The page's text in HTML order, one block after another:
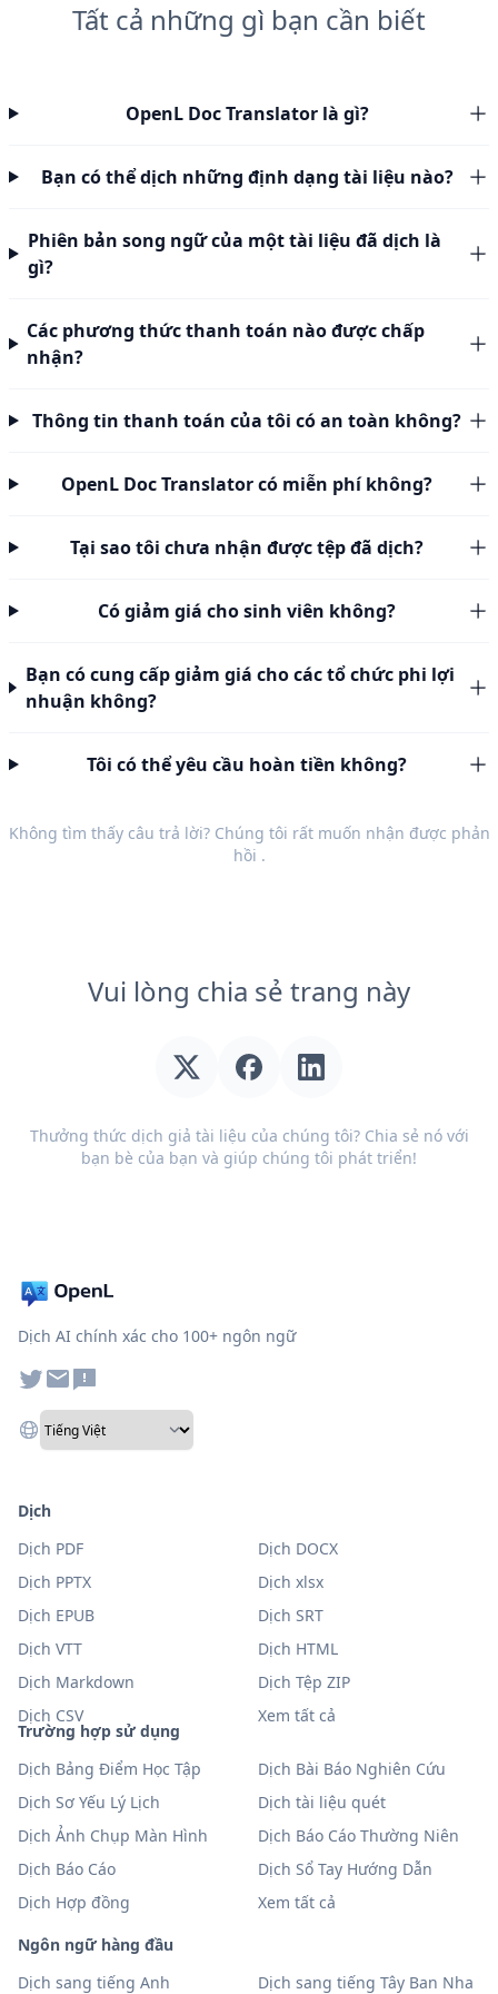
Tất cả những gì bạn cần biết
OpenL Doc Translator là gì?
Bạn có thể dịch những định dạng tài liệu nào?
Phiên bản song ngữ của một tài liệu đã dịch là
gì?
Các phương thức thanh toán nào được chấp
nhận?
Thông tin thanh toán của tôi có an toàn không?
OpenL Doc Translator có miễn phí không?
Tại sao tôi chưa nhận được tệp đã dịch?
Có giảm giá cho sinh viên không?
Bạn có cung cấp giảm giá cho các tổ chức phi lợi
nhuận không?
Tôi có thể yêu cầu hoàn tiền không?
Không tìm thấy câu trả lời? Chúng tôi rất muốn nhận được phản
hồi .
Vui lòng chia sẻ trang này
Thưởng thức dịch giả tài liệu của chúng tôi? Chia sẻ nó với
bạn bè của bạn và giúp chúng tôi phát triển!
Dịch AI chính xác cho 100+ ngôn ngữ
Trường hợp sử dụng
Dịch Bảng Điểm Học Tập
Dịch Bài Báo Nghiên Cứu
Dịch Sơ Yếu Lý Lịch
Dịch tài liệu quét
Dịch Ảnh Chụp Màn Hình
Dịch Báo Cáo Thường Niên
Dịch Báo Cáo
Dịch Sổ Tay Hướng Dẫn
Dịch Hợp đồng
Xem tất cả
Ngôn ngữ hàng đầu
Dịch sang tiếng Anh
Dịch sang tiếng Tây Ban Nha
Dịch
Dịch PDF
Dịch DOCX
Dịch PPTX
Dịch xlsx
Dịch EPUB
Dịch SRT
Dịch VTT
Dịch HTML
Dịch Markdown
Dịch Tệp ZIP
Dịch CSV
Xem tất cả